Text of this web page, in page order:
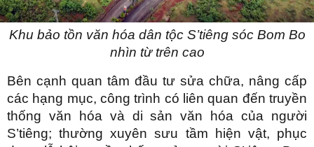
Khu bảo tồn văn hóa dân tộc S’tiêng sóc Bom Bo
nhìn từ trên cao
Bên cạnh quan tâm đầu tư sửa chữa, nâng cấp
các hạng mục, công trình có liên quan đến truyền
thống văn hóa và di sản văn hóa của người
S’tiêng; thường xuyên sưu tầm hiện vật, phục